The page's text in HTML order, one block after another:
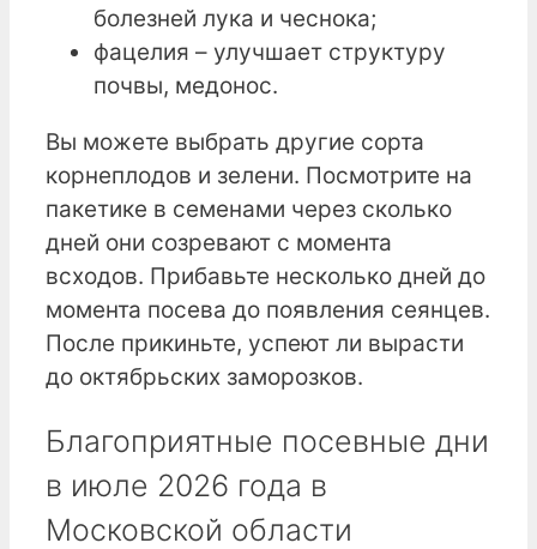
болезней лука и чеснока;
фацелия – улучшает структуру
почвы, медонос.
Вы можете выбрать другие сорта
корнеплодов и зелени. Посмотрите на
пакетике в семенами через сколько
дней они созревают с момента
всходов. Прибавьте несколько дней до
момента посева до появления сеянцев.
После прикиньте, успеют ли вырасти
до октябрьских заморозков.
Благоприятные посевные дни
в июле 2026 года в
Московской области